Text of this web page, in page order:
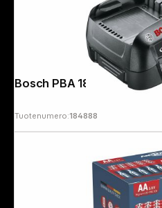
Tuotenumero:184888